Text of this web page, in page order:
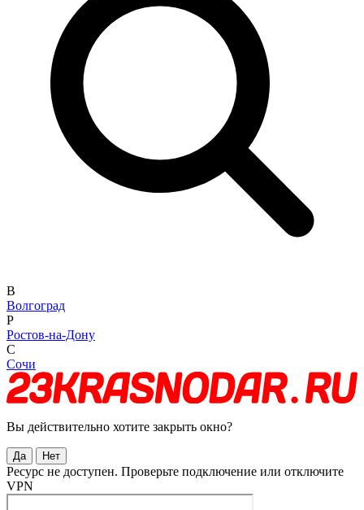
В
Волгоград
Р
Ростов-на-Дону
С
Сочи
Вы действительно хотите закрыть окно?
Да Нет
Ресурс не доступен. Проверьте подключение или отключите
VPN